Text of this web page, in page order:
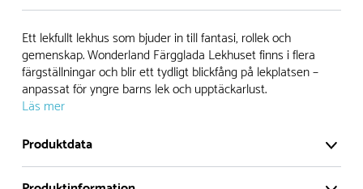
Normalt sätt tillverkar vi alla produkter efter beställning.
Detta gör vi för att garantera att du inte ska få en produkt
som legat på en hylla under längre tid och därför förkortat
livslängden på produkten.
Däremot har vi många produkter utan trä som kan
levereras i stort sett omgående, exempelvis Boulder Rocks,
gungor, mål, basket, bordtennis, fristående rutschar,
Ett lekfullt lekhus som bjuder in till fantasi, rollek och
gemenskap. Wonderland Färgglada Lekhuset finns i flera
färgställningar och blir ett tydligt blickfång på lekplatsen –
anpassat för yngre barns lek och upptäckarlust.
Läs mer
Produktdata